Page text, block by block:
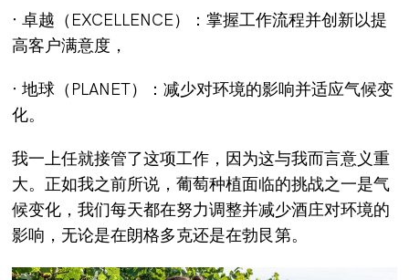
· 卓越（EXCELLENCE）：掌握工作流程并创新以提
高客户满意度，
· 地球（PLANET）：减少对环境的影响并适应气候变
化。
我一上任就接管了这项工作，因为这与我而言意义重
大。正如我之前所说，葡萄种植面临的挑战之一是气
候变化，我们每天都在努力调整并减少酒庄对环境的
影响，无论是在朗格多克还是在勃艮第。